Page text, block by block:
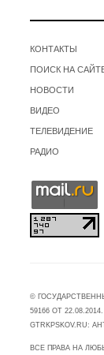
КОНТАКТЫ
ПОИСК НА
НОВОСТИ
ВИДЕО
ТЕЛЕВИДЕНИЕ
РАДИО
©
59166 ОТ
GTRKPSKOV.RU:
ВСЕ ПРАВА НА